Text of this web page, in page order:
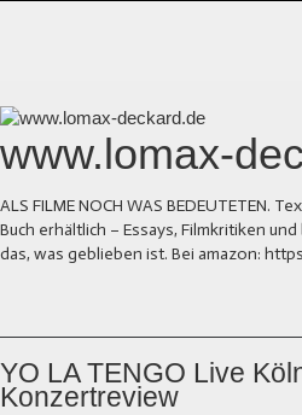
www.lomax-
ALS FILME NOCH WAS BEDEUTETEN.
Buch erhältlich – Essays, Filmkritiken
das, was geblieben ist. Bei amazon:
YO LA TENGO Live
Konzertreview